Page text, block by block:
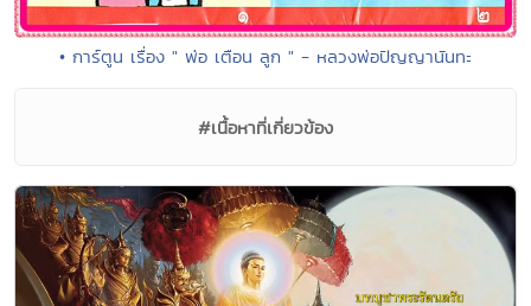
• การ์ตูน เรื่อง " พ่อ เตือน ลูก " - หลวงพ่อปัญญานันทะ
#เนื้อหาที่เกี่ยวข้อง